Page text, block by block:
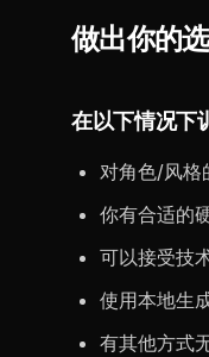
做出你的
在以下情况下
对角色/风格
你有合适的
可以接受技
使用本地生
有其他方式